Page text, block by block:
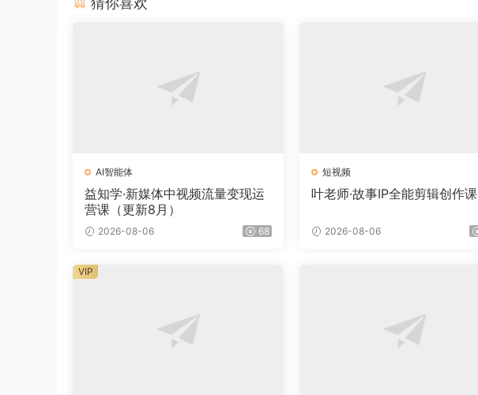
AI智能体
益知学·新媒体中视频流量变现运
营课（更新8月）
2026-08-06 68
短视频
叶老师·故事IP全能剪辑创作课
2026-08-06
VIP